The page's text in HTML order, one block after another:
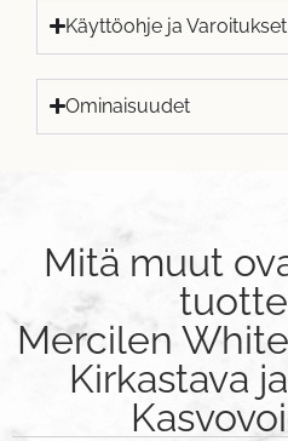
Käyttöohje ja Varoitukset
Ominaisuudet
Mitä muut
Mercilen
Kirkastava